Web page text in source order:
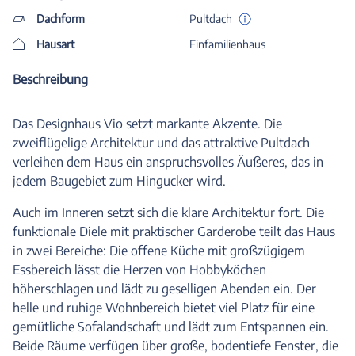
Dachform
Pultdach
Hausart
Einfamilienhaus
Beschreibung
Das Designhaus Vio setzt markante Akzente. Die
zweiflügelige Architektur und das attraktive Pultdach
verleihen dem Haus ein anspruchsvolles Äußeres, das in
jedem Baugebiet zum Hingucker wird.
Auch im Inneren setzt sich die klare Architektur fort. Die
funktionale Diele mit praktischer Garderobe teilt das Haus
in zwei Bereiche: Die offene Küche mit großzügigem
Essbereich lässt die Herzen von Hobbyköchen
höherschlagen und lädt zu geselligen Abenden ein. Der
helle und ruhige Wohnbereich bietet viel Platz für eine
gemütliche Sofalandschaft und lädt zum Entspannen ein.
Beide Räume verfügen über große, bodentiefe Fenster, die